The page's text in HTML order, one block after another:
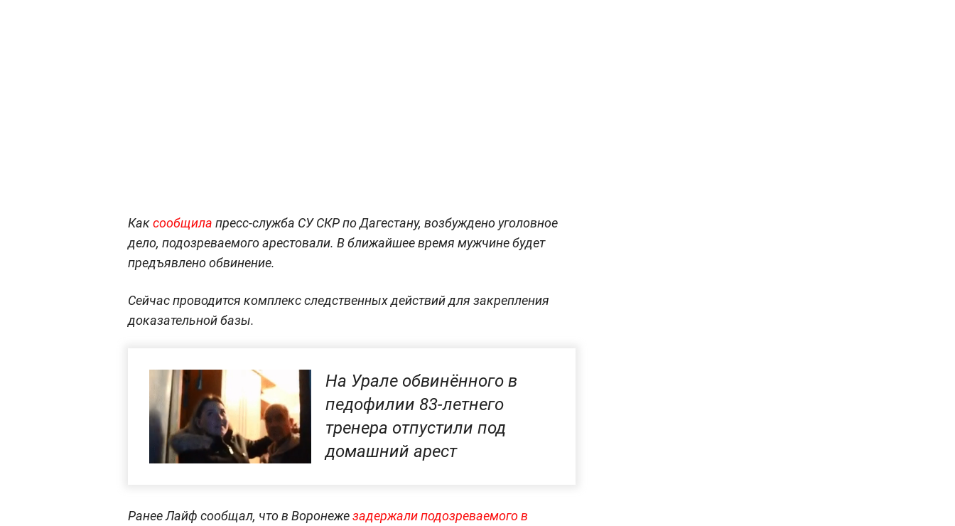
Каксообщила пресс-служба СУ СКР по Дагестану, возбуждено уголовное
дело, подозреваемого арестовали. В ближайшее время мужчине будет
предъявлено обвинение.
Сейчас проводится комплекс следственных действий для закрепления
доказательной базы.
На Урале обвинённого в
педофилии 83-летнего
тренера отпустили под
домашний арест
Ранее Лайф сообщал, что в Воронежезадержали подозреваемого в